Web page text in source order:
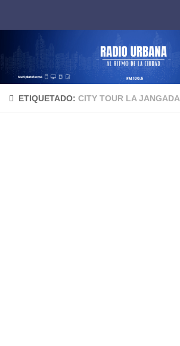
ETIQUETADO: CITY TOUR LA JANGADA